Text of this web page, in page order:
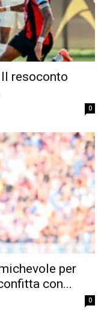
resoconto
0
per
con...
0